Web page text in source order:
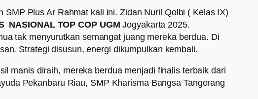
Plus Ar Rahmat kali ini. Zidan Nuril Qolbi ( Kelas IX)
NASIONAL TOP COP UGM Jogyakarta 2025.
tak menyurutkan semangat juang mereka berdua. Di
Strategi disusun, energi dikumpulkan kembali.
manis diraih, mereka berdua menjadi finalis terbaik dari
Pekanbaru Riau, SMP Kharisma Bangsa Tangerang